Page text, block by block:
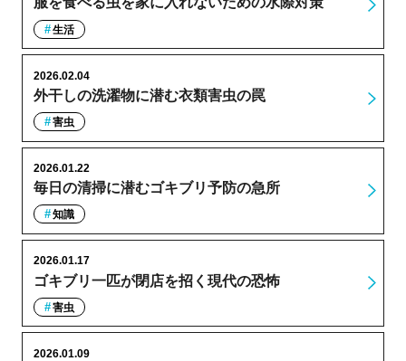
生活
外干しの洗濯物に潜む衣類害虫の罠
2026.02.04
害虫
毎日の清掃に潜むゴキブリ予防の急所
2026.01.22
知識
ゴキブリ一匹が閉店を招く現代の恐怖
2026.01.17
害虫
2026.01.09